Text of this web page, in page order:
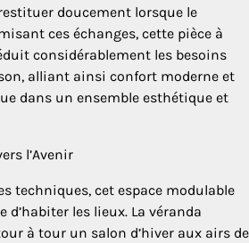
doucement lorsque le
ces échanges, cette pièce à
considérablement les besoins
alliant ainsi confort moderne et
dans un ensemble esthétique et
l’Avenir
techniques, cet espace modulable
les lieux. La véranda
à tour un salon d’hiver aux airs de